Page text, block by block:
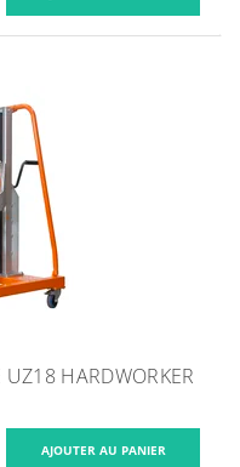
UZ18 HARDWORKER